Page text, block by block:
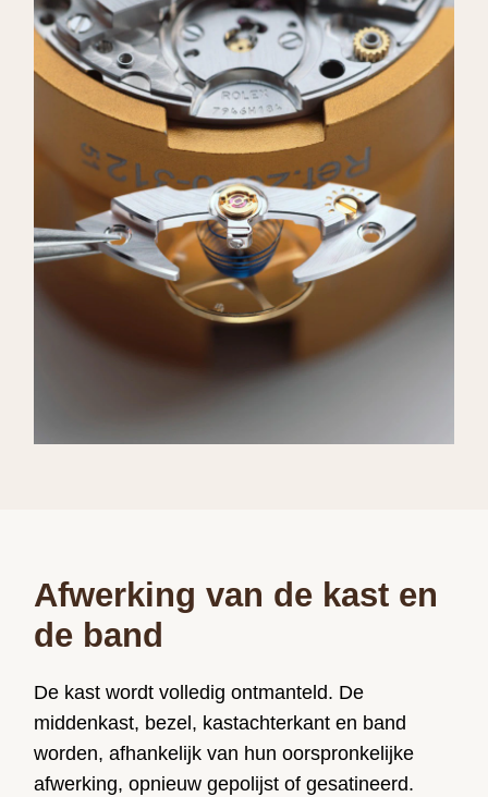
Afwerking van de kast en
de band
De kast wordt volledig ontmanteld. De
middenkast, bezel, kastachterkant en band
worden, afhankelijk van hun oorspronkelijke
afwerking, opnieuw gepolijst of gesatineerd.